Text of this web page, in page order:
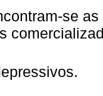
se